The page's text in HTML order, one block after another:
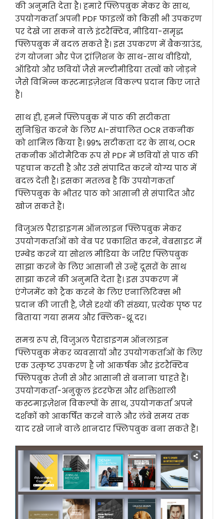
की अनुमति देता है। हमारे फ्लिपबुक मेकर के साथ,
उपयोगकर्ता अपनी PDF फाइलों को किसी भी उपकरण
पर देखे जा सकने वाले इंटरैक्टिव, मीडिया-समृद्ध
फ्लिपबुक में बदल सकते हैं। इस उपकरण में बैकग्राउंड,
रंग योजना और पेज ट्रांज़िशन के साथ-साथ वीडियो,
ऑडियो और छवियों जैसे मल्टीमीडिया तत्वों को जोड़ने
जैसे विभिन्न कस्टमाइज़ेशन विकल्प प्रदान किए जाते
हैं।
साथ ही, हमने फ्लिपबुक में पाठ की सटीकता
सुनिश्चित करने के लिए AI-संचालित OCR तकनीक
को शामिल किया है। 99% सटीकता दर के साथ, OCR
तकनीक ऑटोमैटिक रूप से PDF में छवियों से पाठ की
पहचान करती है और उसे संपादित करने योग्य पाठ में
बदल देती है। इसका मतलब है कि उपयोगकर्ता
फ्लिपबुक के भीतर पाठ को आसानी से संपादित और
खोज सकते हैं।
विजुअल पैराडाइगम ऑनलाइन फ्लिपबुक मेकर
उपयोगकर्ताओं को वेब पर प्रकाशित करने, वेबसाइट में
एम्बेड करने या सोशल मीडिया के जरिए फ्लिपबुक
साझा करने के लिए आसानी से उन्हें दूसरों के साथ
साझा करने की अनुमति देता है। इस उपकरण में
एंगेजमेंट को ट्रैक करने के लिए एनालिटिक्स भी
प्रदान की जाती है, जैसे दृश्यों की संख्या, प्रत्येक पृष्ठ पर
बिताया गया समय और क्लिक-थ्रू दर।
समग्र रूप से, विजुअल पैराडाइगम ऑनलाइन
फ्लिपबुक मेकर व्यवसायों और उपयोगकर्ताओं के लिए
एक उत्कृष्ट उपकरण है जो आकर्षक और इंटरैक्टिव
फ्लिपबुक तेजी से और आसानी से बनाना चाहते हैं।
उपयोगकर्ता-अनुकूल इंटरफेस और शक्तिशाली
कस्टमाइज़ेशन विकल्पों के साथ, उपयोगकर्ता अपने
दर्शकों को आकर्षित करने वाले और लंबे समय तक
याद रखे जाने वाले शानदार फ्लिपबुक बना सकते हैं।